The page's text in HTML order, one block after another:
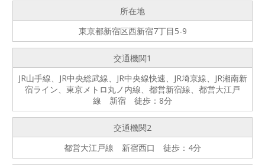
所在地
東京都新宿区西新宿7丁目5-9
交通機関1
JR山手線、JR中央総武線、JR中央線快速、JR埼京線、JR湘南新
宿ライン、東京メトロ丸ノ内線、都営新宿線、都営大江戸
線 新宿 徒歩：8分
交通機関2
都営大江戸線 新宿西口 徒歩：4分